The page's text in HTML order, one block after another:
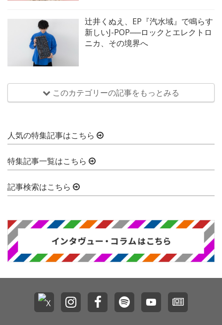
辻井くぬえ、EP『汽水域』で鳴らす
新しいJ-POP──ロックとエレクトロ
ニカ、その境界へ
このカテゴリーの記事をもっとみる
人気の特集記事はこちら
特集記事一覧はこちら
記事検索はこちら